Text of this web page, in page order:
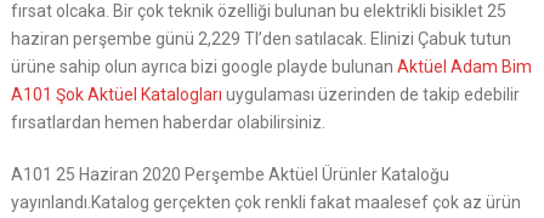
fırsat olcaka. Bir çok teknik özelliği bulunan bu elektrikli bisiklet 25
haziran perşembe günü 2,229 Tl’den satılacak. Elinizi Çabuk tutun
ürüne sahip olun ayrıca bizi google playde bulunan Aktüel Adam Bim
A101 Şok Aktüel Katalogları uygulaması üzerinden de takip edebilir
fırsatlardan hemen haberdar olabilirsiniz.
A101 25 Haziran 2020 Perşembe Aktüel Ürünler Kataloğu
yayınlandı.Katalog gerçekten çok renkli fakat maalesef çok az ürün